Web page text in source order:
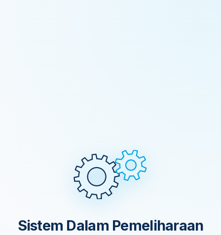
Sistem Dalam Pemeliharaan